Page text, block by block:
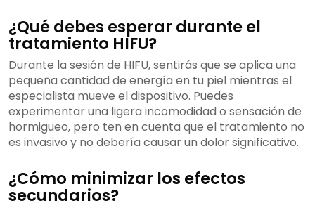
¿Qué debes esperar durante el
tratamiento HIFU?
Durante la sesión de HIFU, sentirás que se aplica una
pequeña cantidad de energía en tu piel mientras el
especialista mueve el dispositivo. Puedes
experimentar una ligera incomodidad o sensación de
hormigueo, pero ten en cuenta que el tratamiento no
es invasivo y no debería causar un dolor significativo.
¿Cómo minimizar los efectos
secundarios?